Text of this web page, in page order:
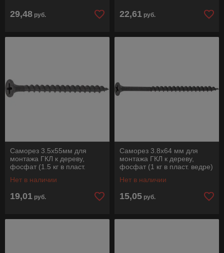
29,48 руб. 22,61 руб.
Саморез 3.5х55мм для
монтажа ГКЛ к дереву,
фосфат (1.5 кг в пласт.
Нет в наличии
19,01 руб.
Саморез 3.8х64 мм для
монтажа ГКЛ к дереву,
фосфат (1 кг в пласт. ведре)
Нет в наличии
15,05 руб.